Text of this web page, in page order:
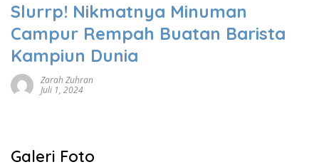
Slurrp! Nikmatnya Minuman
Campur Rempah Buatan Barista
Kampiun Dunia
Zarah Zuhran
Juli 1, 2024
Galeri Foto